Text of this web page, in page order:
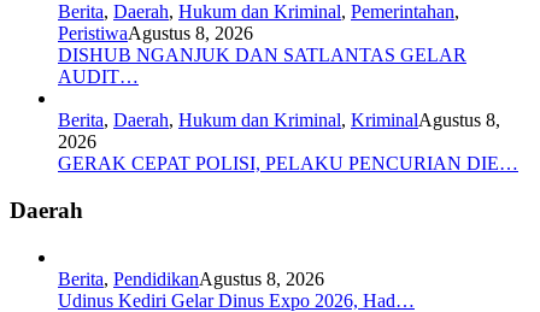
Berita, Daerah, Hukum dan Kriminal, Pemerintahan,
PeristiwaAgustus 8, 2026
DISHUB NGANJUK DAN SATLANTAS GELAR
AUDIT…
Berita, Daerah, Hukum dan Kriminal, KriminalAgustus 8,
2026
GERAK CEPAT POLISI, PELAKU PENCURIAN DIE…
Daerah
Berita, PendidikanAgustus 8, 2026
Udinus Kediri Gelar Dinus Expo 2026, Had…